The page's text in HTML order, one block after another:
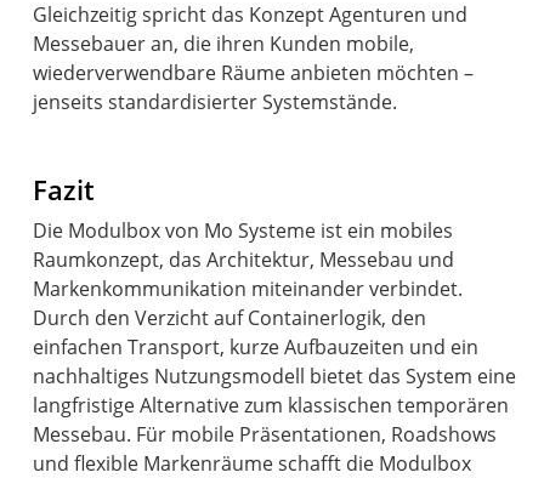
Gleichzeitig spricht das Konzept Agenturen und
Messebauer an, die ihren Kunden mobile,
wiederverwendbare Räume anbieten möchten –
jenseits standardisierter Systemstände.
Fazit
Die Modulbox von Mo Systeme ist ein mobiles
Raumkonzept, das Architektur, Messebau und
Markenkommunikation miteinander verbindet.
Durch den Verzicht auf Containerlogik, den
einfachen Transport, kurze Aufbauzeiten und ein
nachhaltiges Nutzungsmodell bietet das System eine
langfristige Alternative zum klassischen temporären
Messebau. Für mobile Präsentationen, Roadshows
und flexible Markenräume schafft die Modulbox